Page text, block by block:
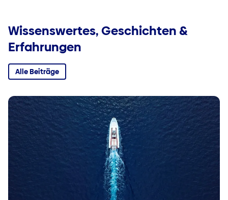
Wissenswertes, Geschichten &
Erfahrungen
Alle Beiträge